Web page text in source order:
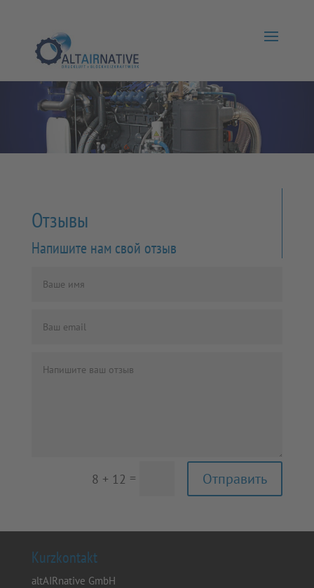
Отзывы
Напишите нам свой отзыв
8 + 12 = Отправить
Kurzkontakt
altAIRnative GmbH